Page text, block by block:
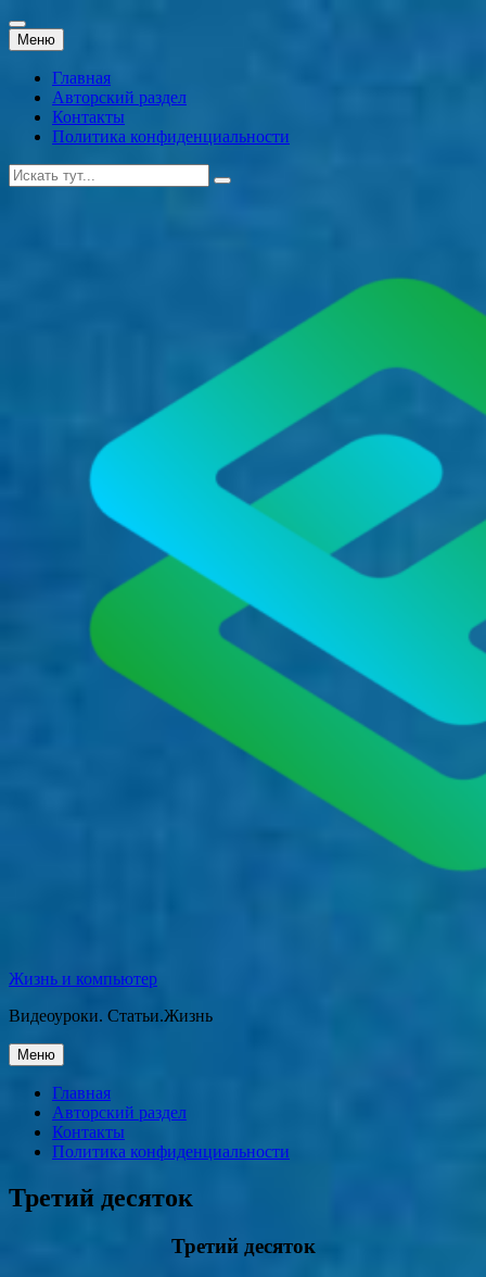
Меню Перейти
к
содержанию
Главная
Авторский раздел
Контакты
Политика конфиденциальности
Искать:
Жизнь и компьютер
Видеоуроки. Статьи.Жизнь
Меню Перейти
к
содержанию
Главная
Авторский раздел
Контакты
Политика конфиденциальности
Третий десяток
Третий десяток